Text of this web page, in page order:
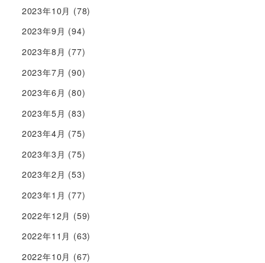
2023年10月 (78)
2023年9月 (94)
2023年8月 (77)
2023年7月 (90)
2023年6月 (80)
2023年5月 (83)
2023年4月 (75)
2023年3月 (75)
2023年2月 (53)
2023年1月 (77)
2022年12月 (59)
2022年11月 (63)
2022年10月 (67)